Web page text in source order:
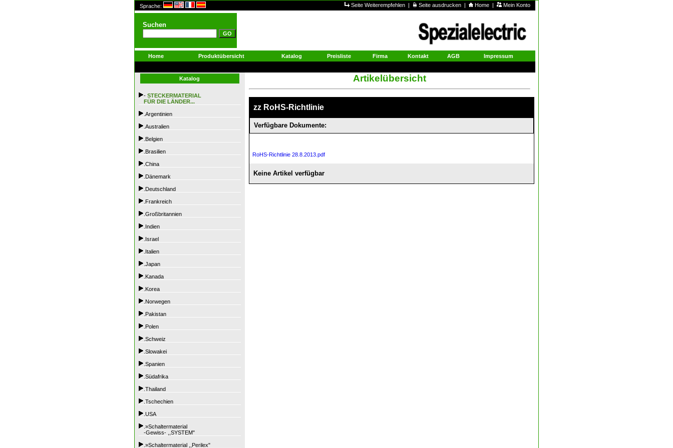
Sprache: Seite Weiterempfehlen | Seite ausdrucken | Home | Mein Konto
Suchen
Home Produktübersicht Katalog Preisliste Firma Kontakt AGB Impressum
Katalog
- STECKERMATERIAL
FÜR DIE LÄNDER...
.Argentinien
.Australien
.Belgien
.Brasilien
.China
.Dänemark
.Deutschland
.Frankreich
.Großbritannien
.Indien
.Israel
.Italien
.Japan
.Kanada
.Korea
.Norwegen
.Pakistan
.Polen
.Schweiz
.Slowakei
.Spanien
.Südafrika
.Thailand
.Tschechien
.USA
.»Schaltermaterial
-Gewiss- ,,SYSTEM"
.»Schaltermaterial ,,Perilex"
Artikelübersicht
zz RoHS-Richtlinie
Verfügbare Dokumente:
RoHS-Richtlinie 28.8.2013.pdf
Keine Artikel verfügbar